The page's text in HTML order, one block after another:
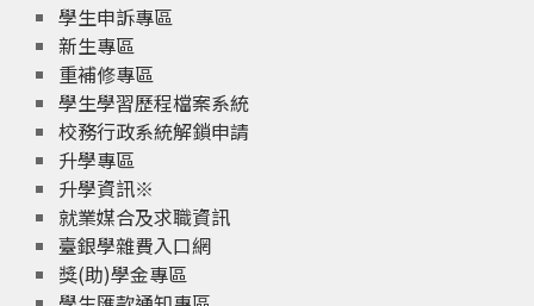
學生申訴專區
新生專區
重補修專區
學生學習歷程檔案系統
校務行政系統解鎖申請
升學專區
升學資訊※
就業媒合及求職資訊
臺銀學雜費入口網
獎(助)學金專區